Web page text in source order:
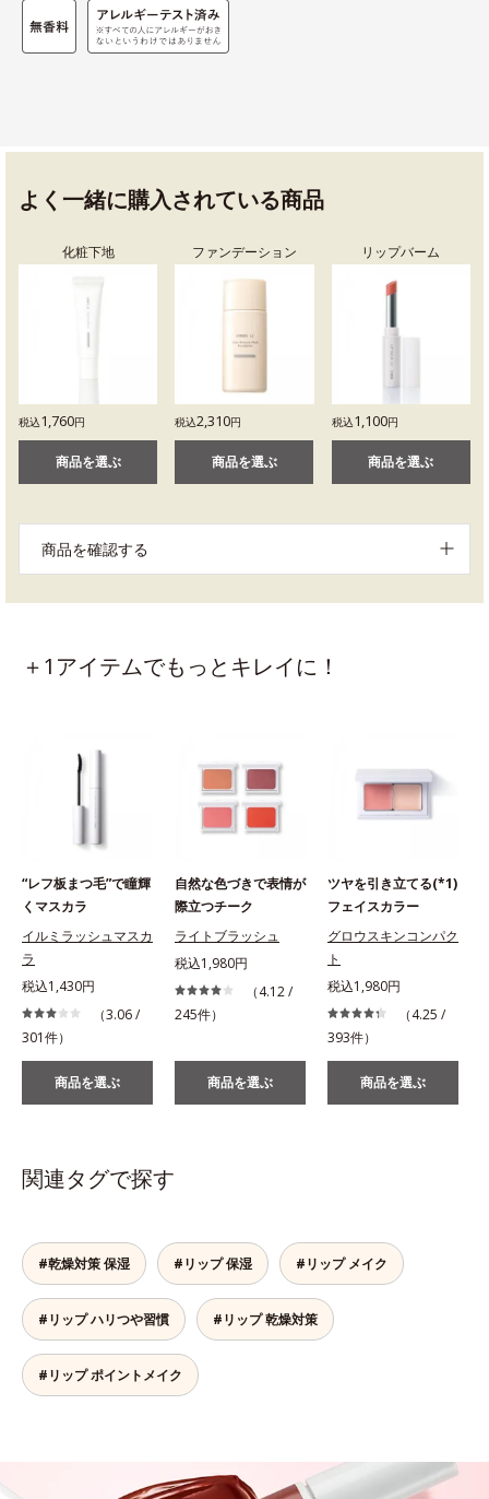
よく一緒に購入されている商品
化粧下地
税込1,760円
商品を選ぶ
ファンデーション
税込2,310円
商品を選ぶ
リップバーム
税込1,100円
商品を選ぶ
商品を確認する
＋1アイテムでもっとキレイに！
“レフ板まつ毛”で瞳輝
くマスカラ
イルミラッシュマスカ
ラ
税込1,430円
（3.06 /
301件）
商品を選ぶ
自然な色づきで表情が
際立つチーク
ライトブラッシュ
税込1,980円
（4.12 /
245件）
商品を選ぶ
ツヤを引き立てる(*1)
フェイスカラー
グロウスキンコンパク
ト
税込1,980円
（4.25 /
393件）
商品を選ぶ
関連タグで探す
#乾燥対策 保湿 #リップ 保湿 #リップ メイク
#リップ ハリつや習慣 #リップ 乾燥対策
#リップ ポイントメイク